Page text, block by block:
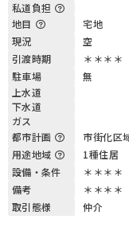
私道負担
地目
宅地
現況
空
引渡時期
＊＊＊＊
駐車場
無
上水道
下水道
ガス
都市計画
市街化区
用途地域
1種住居
設備・条件
＊＊＊＊
備考
＊＊＊＊
取引態様
仲介